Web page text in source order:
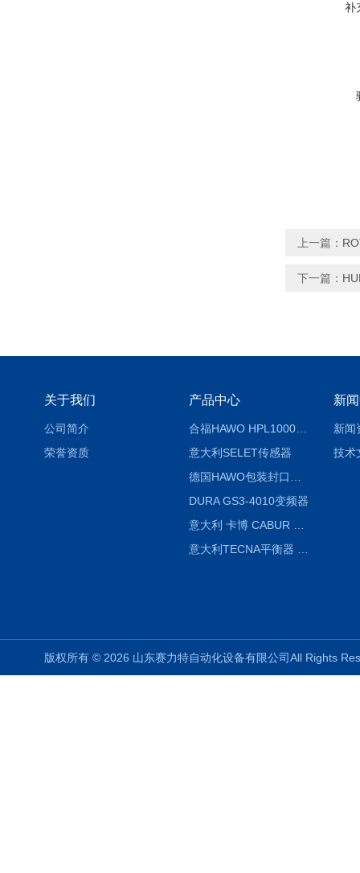
补
上一篇：
下一篇：
关于我们
公司简介
荣誉资质
产品中心
合福HAWO HPL1000AS封口机
意大利SELET传感器
DURA GS3-4010变频器
新
新闻
技术
版权所有 © 2026 山东赛力特自动化设备有限公司All Rights